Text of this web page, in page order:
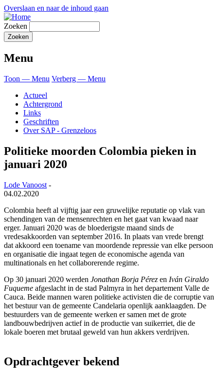
Overslaan en naar de inhoud gaan
Zoeken
Menu
Toon — Menu Verberg — Menu
Actueel
Achtergrond
Links
Geschriften
Over SAP - Grenzeloos
Politieke moorden Colombia pieken in
januari 2020
Lode Vanoost -
04.02.2020
Colombia heeft al vijftig jaar een gruwelijke reputatie op vlak van
schendingen van de mensenrechten en het gaat van kwaad naar
erger. Januari 2020 was de bloederigste maand sinds de
vredesakkoorden van september 2016. In plaats van vrede brengt
dat akkoord een toename van moordende repressie van elke persoon
en organisatie die ingaat tegen de economische agenda van
multinationals en het collaborerende regime.
Op 30 januari 2020 werden Jonathan Borja Pérez en Iván Giraldo
Fuqueme afgeslacht in de stad Palmyra in het departement Valle de
Cauca. Beide mannen waren politieke activisten die de corruptie van
het bestuur van de gemeente Candelaria openlijk aanklaagden. De
bestuurders van de gemeente werken er samen met de grote
landbouwbedrijven actief in de productie van suikerriet, die de
lokale boeren met brutaal geweld van hun akkers verdrijven.
Opdrachtgever bekend